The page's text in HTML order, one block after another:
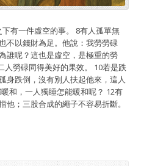
有一件虛空的事。 8有人孤單無
不以錢財為足。他說：我勞勞碌
誰呢？這也是虛空，是極重的勞
勞碌同得美好的果效。 10若是跌
身跌倒，沒有別人扶起他來，這人
和，一人獨睡怎能暖和呢？ 12有
；三股合成的繩子不容易折斷。